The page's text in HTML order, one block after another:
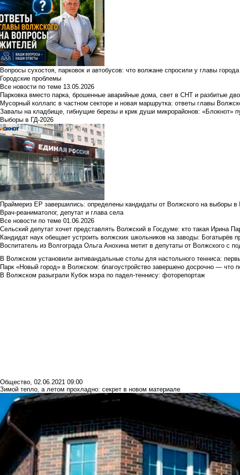
Вопросы сухостоя, парковок и автобусов: что волжане спросили у главы
Городские проблемы
Все новости по теме 13.05.2026
Парковка вместо парка, брошенные аварийные дома, свет в СНТ и разбитые
Мусорный коллапс в частном секторе и новая маршрутка: ответы главы
Завалы на кладбище, гибнущие березы и крик души микрорайонов: «Блокнот»
Выборы в ГД-2026
Праймериз ЕР завершились: определены кандидаты от Волжского на выборы в
Врач-реаниматолог, депутат и глава села
Все новости по теме 01.06.2026
Сельский депутат хочет представлять Волжский в Госдуме: кто такая Ирина
Кандидат наук обещает устроить волжских школьников на заводы: Богатырёв
Воспитатель из Волгограда Ольга Анохина метит в депутаты от Волжского с
В Волжском установили антивандальные столы для настольного тенниса:
Парк «Новый город» в Волжском: благоустройство завершено досрочно — что
В Волжском разыграли Кубок мэра по падел-теннису: фоторепортаж
Общество, 02.06.2021 09:00
Зимой тепло, а летом прохладно: секрет в новом материале